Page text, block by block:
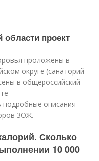
области проект
проложены в
округе (санаторий
в общероссийский
описания
ЗОЖ.
Сколько
10 000